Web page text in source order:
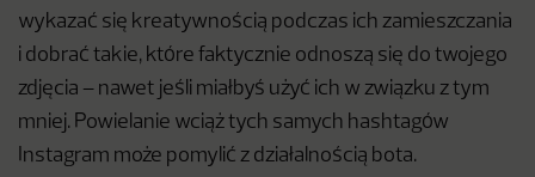
wykazać się kreatywnością podczas ich zamieszczania
i dobrać takie, które faktycznie odnoszą się do twojego
zdjęcia – nawet jeśli miałbyś użyć ich w związku z tym
mniej. Powielanie wciąż tych samych hashtagów
Instagram może pomylić z działalnością bota.